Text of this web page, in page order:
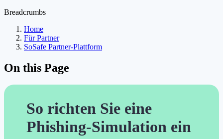
Breadcrumbs
Home
Für Partner
SoSafe Partner-Plattform
On this Page
So richten Sie eine
Phishing-Simulation ein